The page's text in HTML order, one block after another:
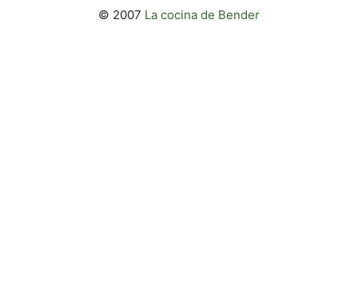
© 2007 La cocina de Bender